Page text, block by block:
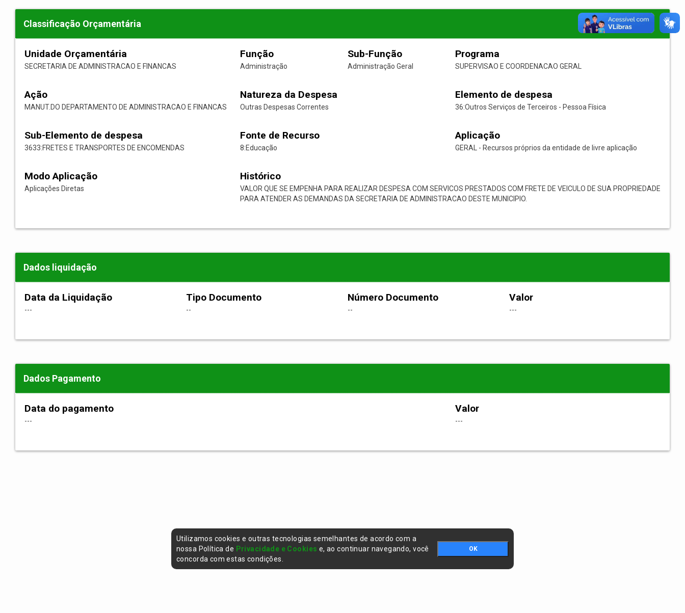
Classificação Orçamentária
Unidade Orçamentária
SECRETARIA DE ADMINISTRACAO E FINANCAS
Função
Administração
Sub-Função
Administração Geral
Programa
SUPERVISAO E COORDENACAO GERAL
Ação
MANUT.DO DEPARTAMENTO DE ADMINISTRACAO E FINANCAS
Natureza da Despesa
Outras Despesas Correntes
Elemento de despesa
36:Outros Serviços de Terceiros - Pessoa Física
Sub-Elemento de despesa
3633:FRETES E TRANSPORTES DE ENCOMENDAS
Fonte de Recurso
8:Educação
Aplicação
GERAL - Recursos próprios da entidade de livre aplicação
Modo Aplicação
Aplicações Diretas
Histórico
VALOR QUE SE EMPENHA PARA REALIZAR DESPESA COM SERVICOS PRESTADOS COM FRETE DE VEICULO DE SUA PROPRIEDADE
PARA ATENDER AS DEMANDAS DA SECRETARIA DE ADMINISTRACAO DESTE MUNICIPIO.
Dados liquidação
Data da Liquidação
---
Tipo Documento
--
Número Documento
--
Valor
---
Dados Pagamento
Data do pagamento
---
Valor
---
Utilizamos cookies e outras tecnologias semelhantes de acordo com a
nossa Política de Privacidade e Cookies e, ao continuar navegando, você
concorda com estas condições.
OK